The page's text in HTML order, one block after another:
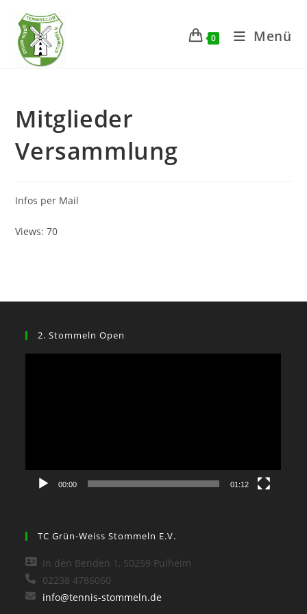
Inhalt
springen
0 Menü
Mitglieder
Versammlung
Infos per Mail
Views: 70
2. Stommeln Open
00:00 01:12
TC Grün-Weiss Stommeln E.V.
In den Benden 1, 50259 Pulheim
02238 4786060
info@tennis-stommeln.de